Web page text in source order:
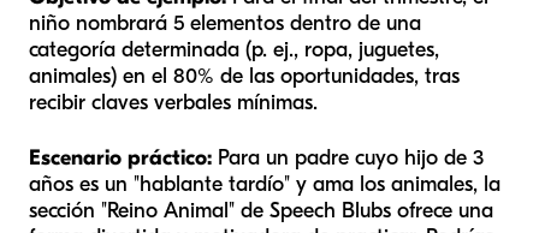
niño nombrará 5 elementos dentro de una
categoría determinada (p. ej., ropa, juguetes,
animales) en el 80% de las oportunidades, tras
recibir claves verbales mínimas.
Escenario práctico: Para un padre cuyo hijo de 3
años es un "hablante tardío" y ama los animales, la
sección "Reino Animal" de Speech Blubs ofrece una